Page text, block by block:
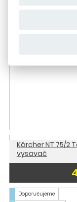
Kärcher NT 75/2
vysavač
Doporučujeme